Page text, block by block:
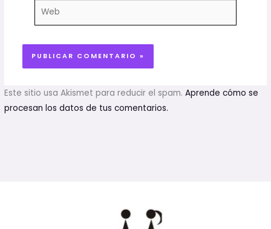
Web
Este sitio usa Akismet para reducir el spam.Aprende cómo se
procesan los datos de tus comentarios.